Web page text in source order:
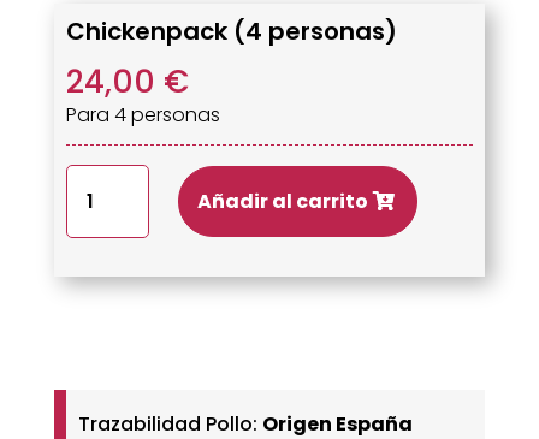
Chickenpack (4 personas)
24,00 €
Para 4 personas
Chickenpack
personas)
cantidad
Añadir al carrito
Trazabilidad Pollo: Origen España